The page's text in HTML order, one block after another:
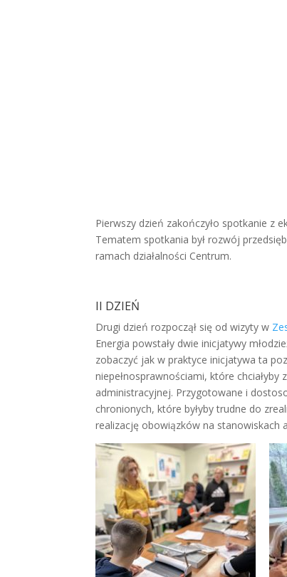
Pierwszy dzień zakończyło spotkanie z
Tematem spotkania był rozwój
ramach działalności Centrum.
II DZIEŃ
Drugi dzień rozpoczął się od wizyty w
Energia powstały dwie inicjatywy
zobaczyć jak w praktyce inicjatywa ta
niepełnosprawnościami, które
administracyjnej. Przygotowane i
chronionych, które byłyby trudne do
realizację obowiązków na stanowiskach